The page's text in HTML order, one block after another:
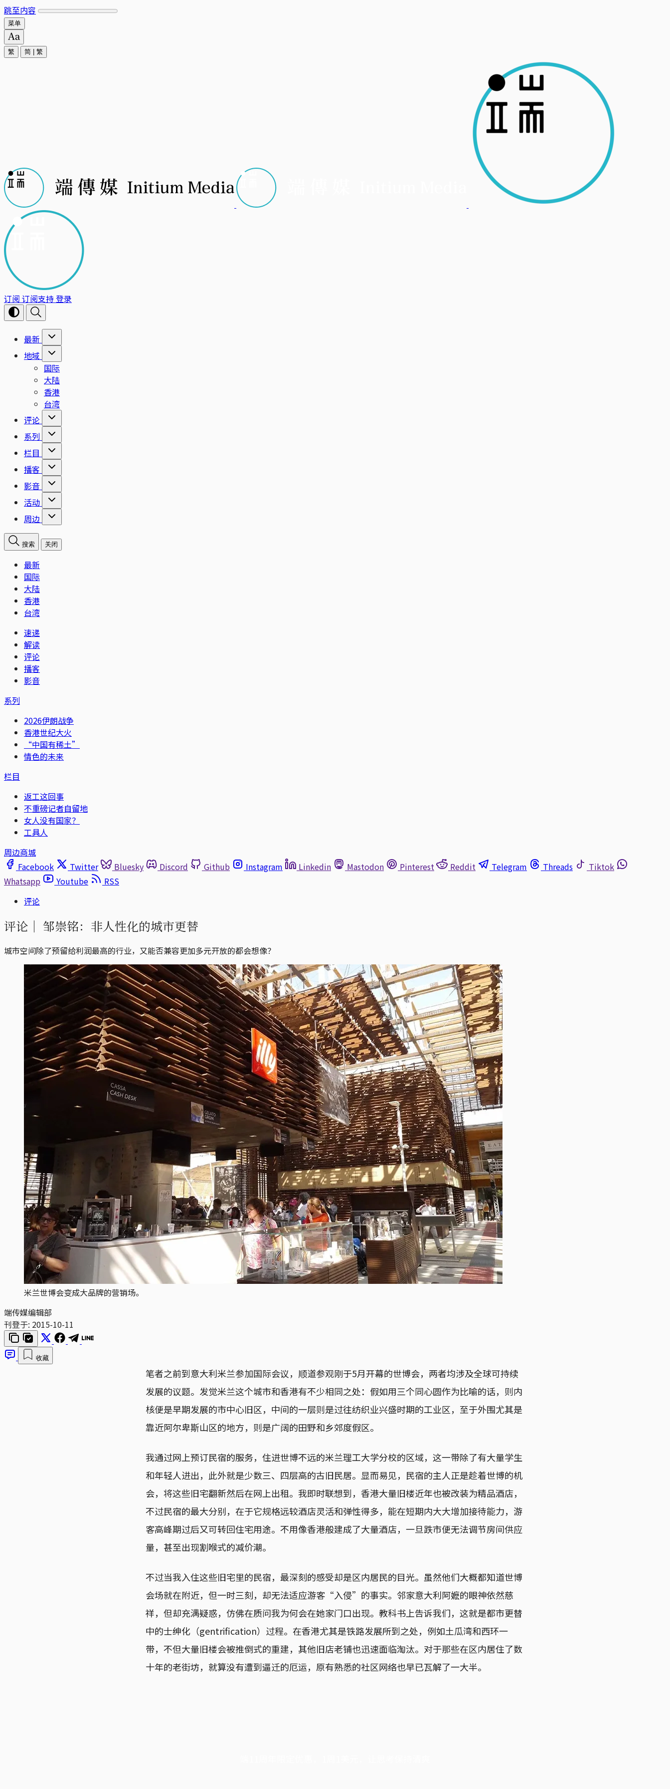
跳至内容
菜单
繁 简 繁
订阅 订阅支持登录
最新
地域
国际
大陆
香港
台湾
评论
系列
栏目
播客
影音
活动
周边
搜索 关闭
最新
国际
大陆
香港
台湾
速递
解读
评论
播客
影音
系列
2026伊朗战争
香港世纪大火
“中国有稀土”
情色的未来
栏目
返工这回事
不重磅记者自留地
女人没有国家？
工具人
周边商城
Facebook
Twitter Bluesky Discord Github Instagram Linkedin Mastodon Pinterest Reddit Telegram Threads
Tiktok
Whatsapp
Youtube
RSS
评论
评论｜ 邹崇铭：非人性化的城市更替
城市空间除了预留给利润最高的行业，又能否兼容更加多元开放的都会想像？
米兰世博会变成大品牌的营销场。
端传媒编辑部
刊登于: 2015-10-11
收藏
笔者之前到意大利米兰参加国际会议，顺道参观刚于5月开幕的世博会，两者均涉及全球可持续
发展的议题。发觉米兰这个城市和香港有不少相同之处：假如用三个同心圆作为比喻的话，则内
核便是早期发展的市中心旧区，中间的一层则是过往纺织业兴盛时期的工业区，至于外围尤其是
靠近阿尔卑斯山区的地方，则是广阔的田野和乡郊度假区。
我通过网上预订民宿的服务，住进世博不远的米兰理工大学分校的区域，这一带除了有大量学生
和年轻人进出，此外就是少数三、四层高的古旧民居。显而易见，民宿的主人正是趁着世博的机
会，将这些旧宅翻新然后在网上出租。我即时联想到，香港大量旧楼近年也被改装为精品酒店，
不过民宿的最大分别，在于它规格远较酒店灵活和弹性得多，能在短期内大大增加接待能力，游
客高峰期过后又可转回住宅用途。不用像香港般建成了大量酒店，一旦跌市便无法调节房间供应
量，甚至出现割喉式的减价潮。
不过当我入住这些旧宅里的民宿，最深刻的感受却是区内居民的目光。虽然他们大概都知道世博
会场就在附近，但一时三刻，却无法适应游客“入侵”的事实。邻家意大利阿嬷的眼神依然慈
祥，但却充满疑惑，仿佛在质问我为何会在她家门口出现。教科书上告诉我们，这就是都市更替
中的士绅化（gentrification）过程。在香港尤其是铁路发展所到之处，例如土瓜湾和西环一
带，不但大量旧楼会被推倒式的重建，其他旧店老铺也迅速面临淘汰。对于那些在区内居住了数
十年的老街坊，就算没有遭到逼迁的厄运，原有熟悉的社区网络也早已瓦解了一大半。